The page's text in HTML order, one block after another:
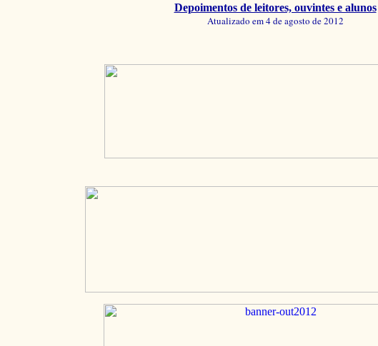
Depoimentos de leitores, ouvintes e alunos
Atualizado em 4 de agosto de 2012